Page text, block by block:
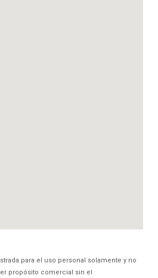
para el uso personal solamente y no
propósito comercial sin el